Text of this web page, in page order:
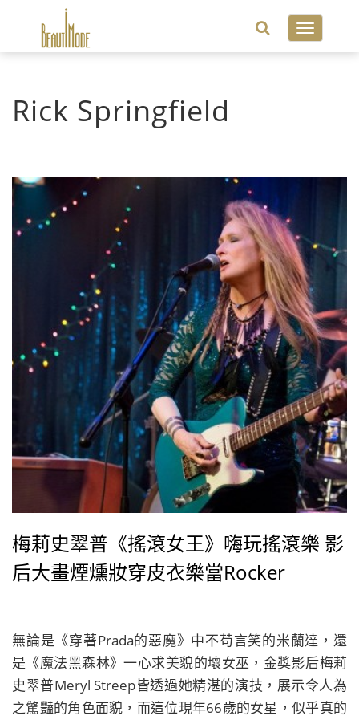
Toggle
Rick Springfield
梅莉史翠普《搖滾女王》嗨玩搖滾樂 影
后大畫煙燻妝穿皮衣樂當Rocker
無論是《穿著Prada的惡魔》中不苟言笑的米蘭達，還
是《魔法黑森林》一心求美貌的壞女巫，金獎影后梅莉
史翠普Meryl Streep皆透過她精湛的演技，展示令人為
之驚豔的角色面貌，而這位現年66歲的女星，似乎真的